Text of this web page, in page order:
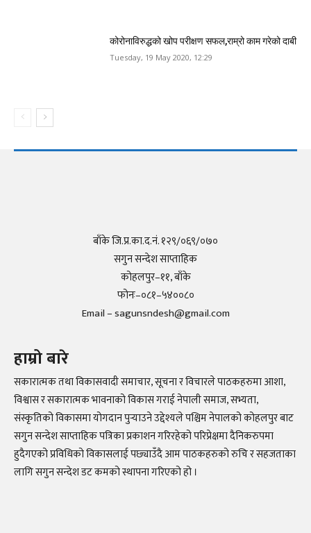
कोरोनाविरुद्धको खोप परीक्षण सफल,राम्रो काम गरेको दाबी
Tuesday, 19 May 2020, 12:29
बाँके जि.प्र.का.द.नं. १२९/०६९/०७०
सगुन सन्देश साप्ताहिक
कोहलपुर–११, बाँके
फोनः–०८१–५४००८०
Email – sagunsndesh@gmail.com
हाम्रो बारे
सकारात्मक तथा विकासवादी समाचार, सूचना र विचारले पाठकहरुमा आशा,
विश्वास र सकारात्मक भावनाको विकास गराई नेपाली समाज, सभ्यता,
संस्कृतिको विकासमा योगदान पुर्‍याउने उद्देश्यले पश्चिम नेपालको कोहलपुर बाट
सगुन सन्देश साप्ताहिक पत्रिका प्रकाशन गरिरहेको परिप्रेक्षमा दैनिकरुपमा
हुदैगएको प्रविधिको विकासलाई पछ्याउँदै आम पाठकहरुको रुचि र सहजताका
लागि सगुन सन्देश डट कमको स्थापना गरिएको हो ।